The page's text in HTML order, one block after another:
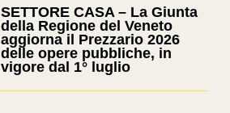
SETTORE CASA – La Giunta
della Regione del Veneto
aggiorna il Prezzario 2026
delle opere pubbliche, in
vigore dal 1° luglio